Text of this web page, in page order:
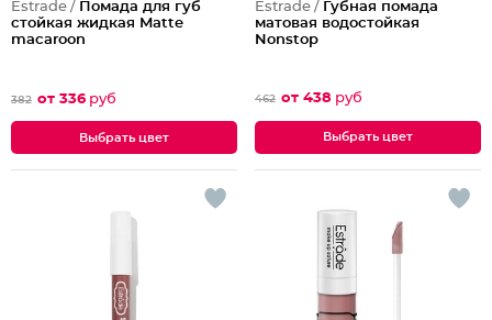
эластичной, гладкой и плотной, а витамин Е дарит
антиоксидантный эффект. Касторовое и кукурузное
названиями: «За облаками», «На пляже», «В Каннах», «На
краю света», «В Лондоне». Они делятся на оттенки с
перламутром и блестками.
Решение – купить помаду Estrade – будет верным, так как
она зарекомендовала себя как качественное и доступное
Estrade / Помада для губ
стойкая жидкая Matte
macaroon
382 от 336 руб
Выбрать цвет
Estrade / Губная помада
матовая водостойкая
Nonstop
462 от 438 руб
Выбрать цвет